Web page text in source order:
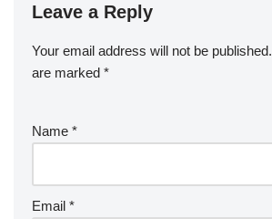
Leave a Reply
Your email address will not be published.
are marked *
Name *
Email *